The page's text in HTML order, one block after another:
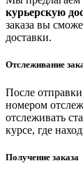
курьерскую
заказа вы
доставки.
Отслеживание
После
номером
отслеживать
курсе, где
Получение заказа